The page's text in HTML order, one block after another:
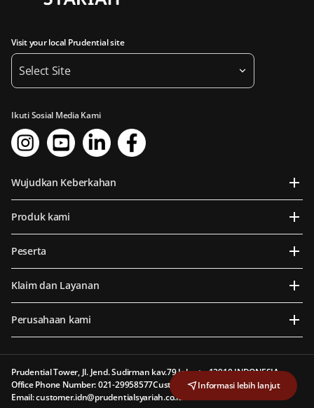
Informasi lebih lanjut
Visit your local Prudential site
Select Site
Ikuti Sosial Media Kami
Wujudkan Keberkahan
Produk kami
Peserta
Klaim dan Layanan
Perusahaan kami
Prudential Tower, Jl. Jend. Sudirman kav.79 Jakarta 12910 INDONESIA
Office Phone Number: 021-29958577Customer Line: 1500 577
Email: customer.idn@prudentialsyariah.co.id